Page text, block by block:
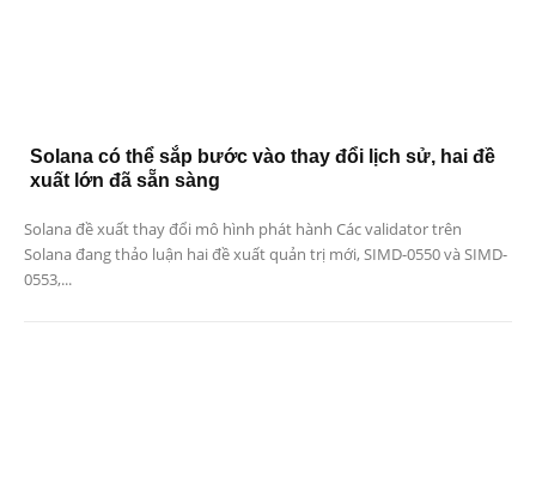
Solana có thể sắp bước vào thay đổi lịch sử, hai đề
xuất lớn đã sẵn sàng
Solana đề xuất thay đổi mô hình phát hành Các validator trên
Solana đang thảo luận hai đề xuất quản trị mới, SIMD-0550 và SIMD-
0553,...